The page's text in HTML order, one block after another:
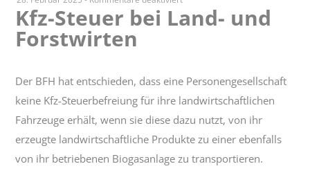
Kfz-
und
Forstwirten
Kfz-Steuer bei Land- und
Forstwirten
Der BFH hat entschieden, dass eine Personengesellschaft
keine Kfz-Steuerbefreiung für ihre landwirtschaftlichen
Fahrzeuge erhält, wenn sie diese dazu nutzt, von ihr
erzeugte landwirtschaftliche Produkte zu einer ebenfalls
von ihr betriebenen Biogasanlage zu transportieren.